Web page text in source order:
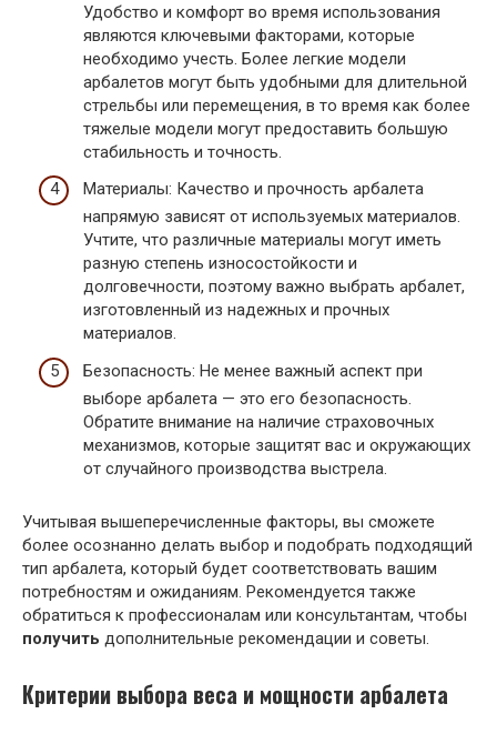
Удобство и комфорт во время использования
являются ключевыми факторами, которые
необходимо учесть. Более легкие модели
арбалетов могут быть удобными для длительной
стрельбы или перемещения, в то время как более
тяжелые модели могут предоставить большую
стабильность и точность.
Материалы: Качество и прочность арбалета
напрямую зависят от используемых материалов.
Учтите, что различные материалы могут иметь
разную степень износостойкости и
долговечности, поэтому важно выбрать арбалет,
изготовленный из надежных и прочных
материалов.
Безопасность: Не менее важный аспект при
выборе арбалета — это его безопасность.
Обратите внимание на наличие страховочных
механизмов, которые защитят вас и окружающих
от случайного производства выстрела.
Учитывая вышеперечисленные факторы, вы сможете
более осознанно делать выбор и подобрать подходящий
тип арбалета, который будет соответствовать вашим
потребностям и ожиданиям. Рекомендуется также
обратиться к профессионалам или консультантам, чтобы
получить дополнительные рекомендации и советы.
Критерии выбора веса и мощности арбалета